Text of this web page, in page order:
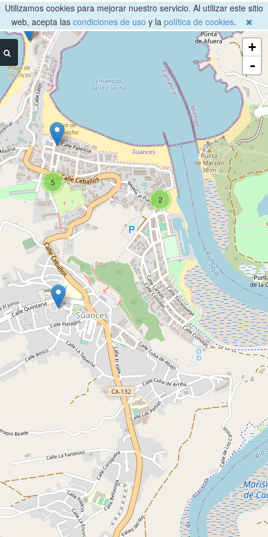
Utilizamos cookies para mejorar nuestro servicio. Al utilizar este sitio
web, acepta las condiciones de uso y la política de cookies.
2
5
+
-